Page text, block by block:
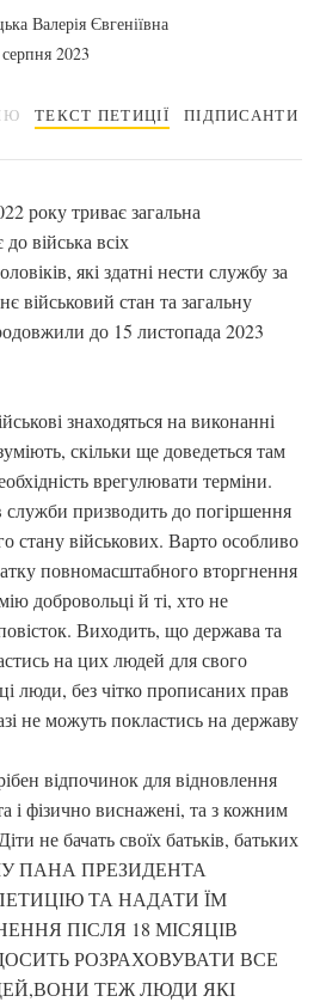
Валерія Євгеніївна
2023
ТЕКСТ ПЕТИЦІЇ ПІДПИСАНТИ
року триває загальна
до війська всіх
які здатні нести службу за
військовий стан та загальну
до 15 листопада 2023
знаходяться на виконанні
скільки ще доведеться там
врегулювати терміни.
служби призводить до погіршення
стану військових. Варто особливо
повномасштабного вторгнення
добровольці й ті, хто не
Виходить, що держава та
на цих людей для свого
люди, без чітко прописаних прав
не можуть покластись на державу
відпочинок для відновлення
і фізично виснажені, та з кожним
не бачать своїх батьків, батьких
ПАНА ПРЕЗИДЕНТА
ТА НАДАТИ ЇМ
ПІСЛЯ 18 МІСЯЦІВ
РОЗРАХОВУВАТИ ВСЕ
ТЕЖ ЛЮДИ ЯКІ